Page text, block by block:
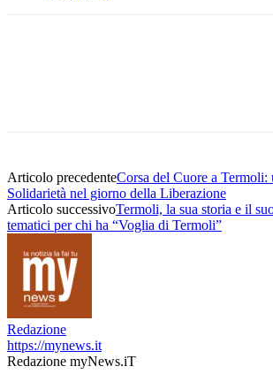
Articolo precedenteCorsa del Cuore a Termoli:
Solidarietà nel giorno della Liberazione
Articolo successivoTermoli, la sua storia e il
tematici per chi ha “Voglia di Termoli”
Redazione
https://mynews.it
Redazione myNews.iT